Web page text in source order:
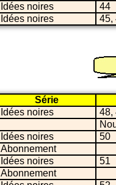
Idées noires
44
Idées noires 45,
Série
Idées noires
48,
Idées noires
50
Abonnement
Idées noires
51
Abonnement